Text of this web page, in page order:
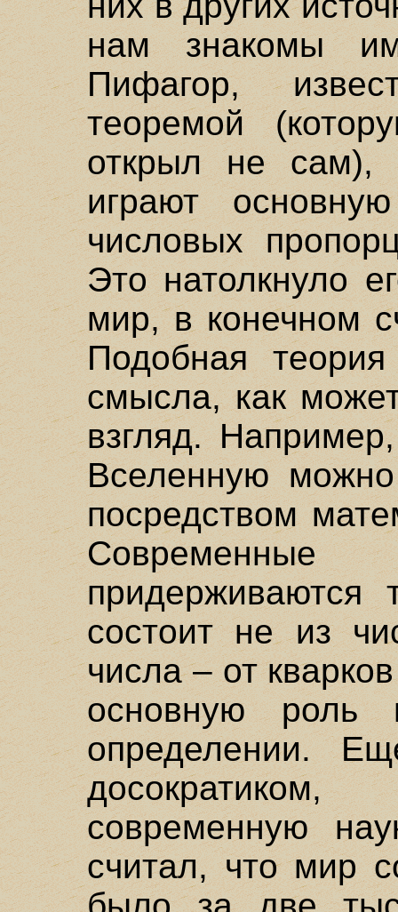
нам знакомы
Пифагор,
теоремой
открыл не сам),
играют
числовых
Это натолкнуло
мир, в конечном
Подобная
смысла, как
взгляд.
Вселенную
посредством
придерживаются
состоит не из
числа – от
основную роль
определении.
современную
считал, что мир